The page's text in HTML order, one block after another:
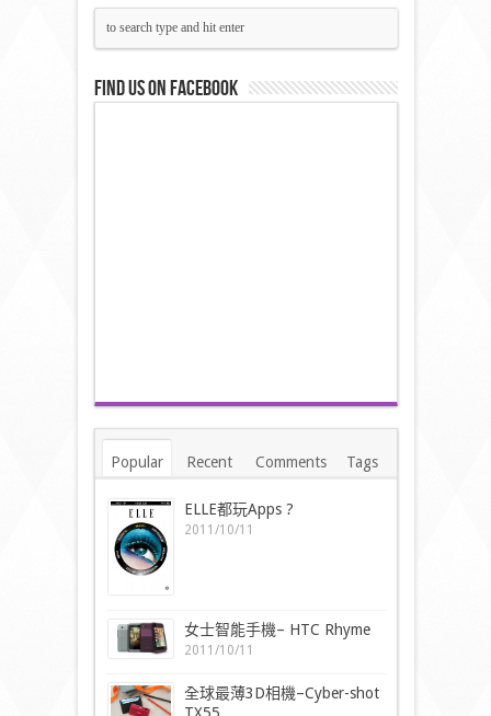
Find us on Facebook
Popular Recent Comments Tags
ELLE都玩Apps ?
2011/10/11
女士智能手機– HTC Rhyme
2011/10/11
全球最薄3D相機–Cyber-shot